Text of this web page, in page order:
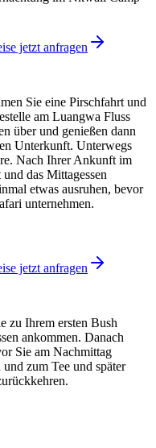
jetzt anfragen
Sie eine Pirschfahrt und
am Luangwa Fluss
über und genießen dann
Unterkunft. Unterwegs
Nach Ihrer Ankunft im
das Mittagessen
etwas ausruhen, bevor
unternehmen.
jetzt anfragen
zu Ihrem ersten Bush
ankommen. Danach
Sie am Nachmittag
zum Tee und später